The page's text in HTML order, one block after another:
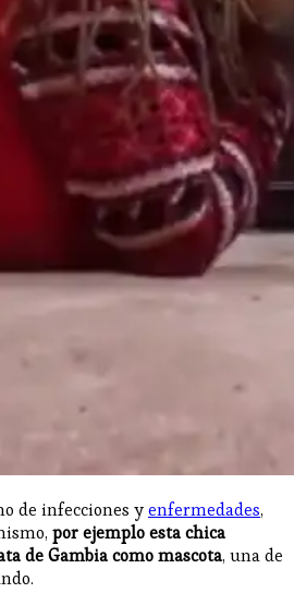
de infecciones yenfermedades,
por ejemplo esta chica
de Gambia como mascota, una de